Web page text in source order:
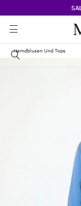
Hemdblusen Und Tops